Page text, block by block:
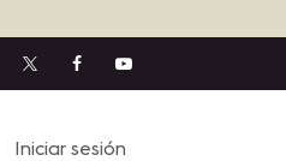
Iniciar sesión